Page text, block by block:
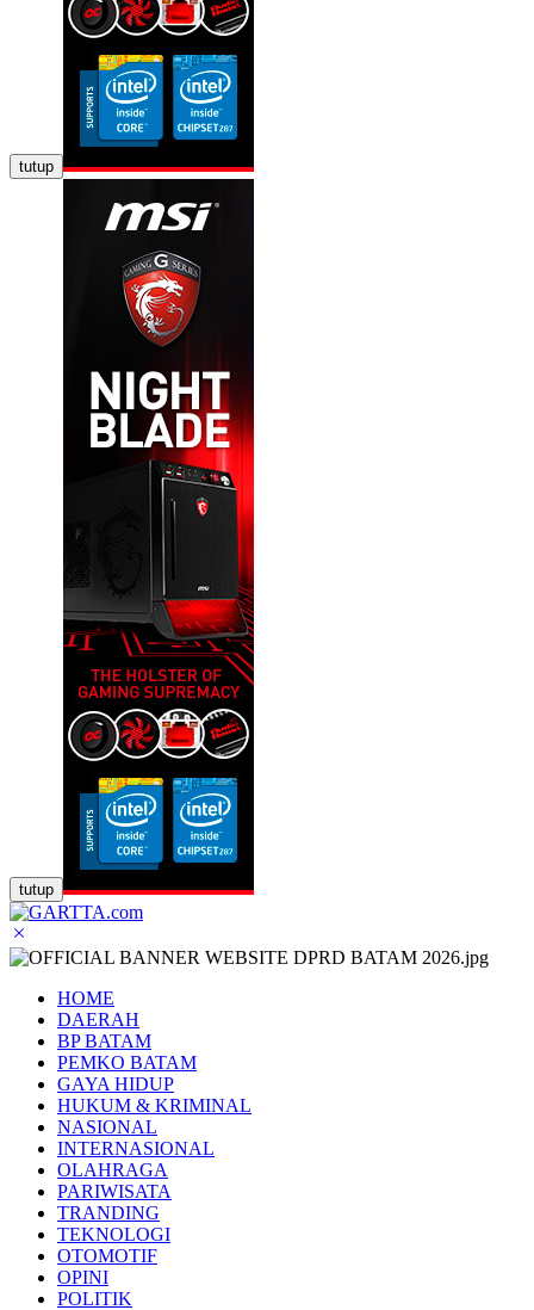
tutup
tutup
HOME
DAERAH
BP BATAM
PEMKO BATAM
GAYA HIDUP
HUKUM & KRIMINAL
NASIONAL
INTERNASIONAL
OLAHRAGA
PARIWISATA
TRANDING
TEKNOLOGI
OTOMOTIF
OPINI
POLITIK